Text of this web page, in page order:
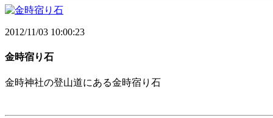
2012/11/03 10:00:23
金時宿り石
金時神社の登山道にある金時宿り石